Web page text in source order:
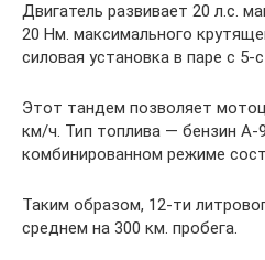
Двигатель развивает 20 л.с.
20 Нм. максимального
силовая установка в паре с
Этот тандем позволяет
км/ч. Тип топлива — бензин А-
комбинированном режиме
Таким образом, 12-ти
среднем на 300 км. пробега.